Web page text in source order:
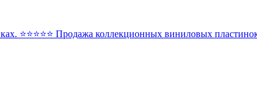
⭐️⭐️⭐️⭐️⭐️ Продажа коллекционных виниловых